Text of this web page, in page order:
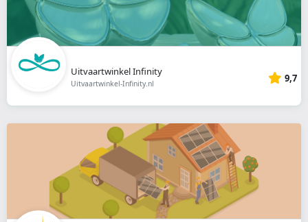
Uitvaartwinkel Infinity
Uitvaartwinkel-Infinity.nl 9,7